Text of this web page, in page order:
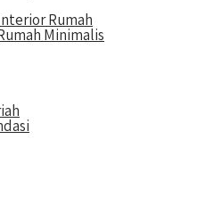
Rumah
Minimalis